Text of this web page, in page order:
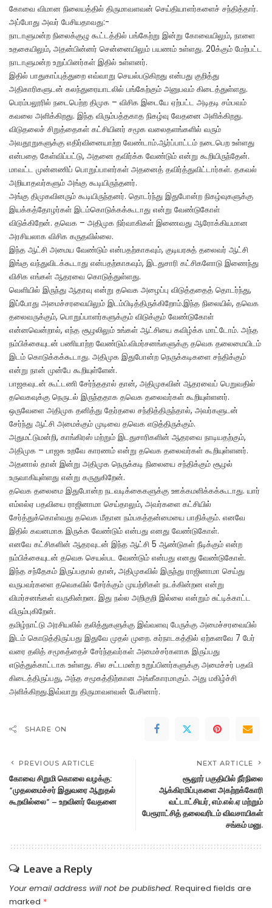
கோவை விமான நிலையத்தில் திருமாவளவன் செய்தியாளர்களைச் சந்தித்தார்.
அப்போது அவர் பேசியதாவது:-
நாடாளுமன்ற நிலைக்குழு கூட்டத்தில் பங்கேற்று இன்று கோவையிலும், நாளை
உதகையிலும், அதன்பின்னர் சென்னையிலும் பயணம் உள்ளது. 20க்கும் மேற்பட்ட
நாடாளுமன்ற உறுப்பினர்கள் இதில் உள்ளனர்.
இதில் பாதுகாப்புத்துறை எவ்வாறு செயல்படுகிறது என்பது குறித்து
அதிகாரிகளுடன் கலந்துரையாடலில் பங்கேற்கும் அனுபவம் கிடைத்துள்ளது.
பெரம்பலூரில் நடைபெற்ற திமுக – விசிக இடையே ஏற்பட்ட அடிதடி சம்பவம்
கவலை அளிக்கிறது. இந்த விரும்பத்தகாத நிகழ்வு வேதனை அளிக்கிறது.
விடுதலைச் சிறுத்தைகள் கட்சியினர் சமூக வலைதளங்களில் வரும்
அவதூறுகளுக்கு எதிர்வினையாற்ற வேண்டாம்.ஆர்ப்பாட்டம் நடைபெற உள்ளது
என்பதை கேள்விப்பட்டு, அதனை தவிர்க்க வேண்டும் என்று கூறியிருந்தேன்.
மாவட்ட முன்னணிப் பொறுப்பாளர்கள் அதனைத் தவிர்த்துவிட்டார்கள். தகவல்
அறியாதவர்களும் அங்கு கூடியிருந்தனர்.
அங்கு திமுகவினரும் கூடியிருந்தனர். தொடர்ந்து இதுபோன்ற நிகழ்வுகளுக்கு
இயக்கத்தோழர்கள் இடம்கொடுக்கக்கூடாது என்று வேண்டுகோள்
விடுக்கிறேன். தவெக – அதிமுக நிர்வாகிகள் இணைவது ஆரோக்கியமான
அரசியலாக விசிக கருதவில்லை.
இந்த ஆட்சி அமைய வேண்டும் என்பதற்காகவும், குடியரசுத் தலைவர் ஆட்சி
இங்கு வந்துவிடக்கூடாது என்பதற்காகவும், இடதுசாரி கட்சிகளோடு இணைந்து
விசிக எங்கள் ஆதரவை கொடுத்துள்ளது.
வெளியில் இருந்து ஆதரவு என்று தவெக அழைப்பு விடுத்ததைத் தொடர்ந்து,
இப்போது அமைச்சரவையிலும் இடம்பிடித்திருக்கிறோம்.இந்த நிலையில், தவெக
தலைவருக்கும், பொறுப்பாளர்களுக்கும் விடுக்கும் வேண்டுகோள்
என்னவென்றால், எந்த சூழலிலும் உங்கள் ஆட்சியை கவிழ்க்க மாட்டோம். அந்த
நம்பிக்கையுடன் பணியாற்ற வேண்டும்.விமர்சனங்களுக்கு தவெக தலைமையிடம்
இடம் கொடுக்கக்கூடாது. அதிமுக இதுபோன்ற நெருக்கடிகளை சந்திக்கும்
என்று நான் முன்பே கூறியுள்ளேன்.
பாஜகவுடன் கூட்டணி சேர்ந்ததால் தான், அதிமுகவின் ஆதரவைப் பெறுவதில்
தவெகவுக்கு நெருடல் இருந்ததாக தவெக தலைவர்கள் கூறியுள்ளனர்.
ஒருவேளை அதிமுக தனித்து தேர்தலை சந்தித்திருந்தால், அவர்களுடன்
சேர்ந்து ஆட்சி அமைக்கும் முடிவை தவெக எடுத்திருக்கும்.
அதுமட்டுமன்றி, காங்கிரஸ் மற்றும் இடதுசாரிகளின் ஆதரவை நாடியதற்கும்,
அதிமுக – பாஜக உறவே காரணம் என்று தவெக தலைவர்கள் கூறியுள்ளனர்.
அதனால் தான் இன்று அதிமுக நெருக்கடி நிலையை சந்திக்கும் சூழல்
உருவாகியுள்ளது என்று கருதுகிறேன்.
தவெக தலைமை இதுபோன்ற நடவடிக்கைகளுக்கு ஊக்கமளிக்கக்கூடாது. யார்
எம்எல்ஏ பதவியை ராஜினாமா செய்தாலும், அவர்களை கட்சியில்
சேர்த்துக்கொள்வது தவெக மீதான நம்பகத்தன்மையை பாதிக்கும். எனவே
இதில் கவனமாக இருக்க வேண்டும் என்பது எனது வேண்டுகோள்.
எனவே கட்சிகளின் ஆதரவுடன் இந்த ஆட்சி 5 ஆண்டுகள் நீடிக்கும் என்ற
நம்பிக்கையுடன் தவெக செயல்பட வேண்டும் என்பது எனது வேண்டுகோள்.
இந்த சந்தேகம் இருப்பதால் தான், அதிமுகவில் இருந்து ராஜினாமா செய்து
வருபவர்களை தவெகவில் சேர்க்கும் முயற்சிகள் நடக்கின்றன என்று
விமர்சனங்கள் வருகின்றன. இது நல்ல அறிகுறி இல்லை என்றும் சுட்டிக்காட்ட
விரும்புகிறேன்.
தமிழ்நாட்டு அரசியலில் தலித்துகளுக்கு இவ்வளவு பேருக்கு அமைச்சரவையில்
இடம் கொடுத்திருப்பது இதுவே முதல் முறை. கர்நாடகத்தில் ஏற்கனவே 7 பேர்
வரை தலித் சமூகத்தைச் சேர்ந்தவர்கள் அமைச்சர்களாக இருப்பது
எடுத்துக்காட்டாக உள்ளது. சில சட்டமன்ற உறுப்பினர்களுக்கு அமைச்சர் பதவி
கிடைத்திருப்பது, அந்த சமூகத்திற்கான அங்கீகாரமாகும். அது மகிழ்ச்சி
அளிக்கிறது.இவ்வாறு திருமாவளவன் பேசினார்.
SHARE ON
PREVIOUS ARTICLE
கோவை சிறுமி கொலை வழக்கு:
“முதலமைச்சர் இதுவரை ஆறுதல்
கூறவில்லை” – உறவினர் வேதனை
NEXT ARTICLE
சூலூர் பகுதியில் நீர்நிலை
ஆக்கிரமிப்புகளை அகற்றக்கோரி
வட்டாட்சியர், எம்.எல்.ஏ மற்றும்
பேரூராட்சித் தலைவரிடம் விவசாயிகள்
சங்கம் மனு.
Leave a Reply
Your email address will not be published. Required fields are
marked *